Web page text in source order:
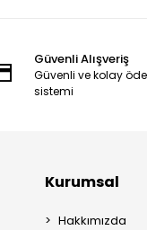
Güvenli Alışveriş
Güvenli ve kolay
sistemi
Kurumsal
Hakkımızda